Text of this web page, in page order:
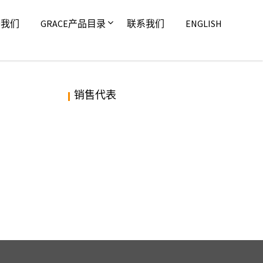
们 GRACE产品目录 联系我们 ENGLISH
销售代表